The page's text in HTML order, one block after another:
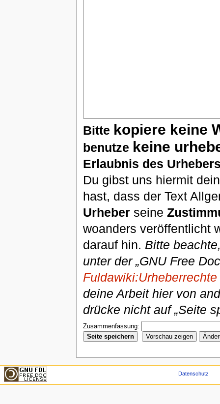
Bitte kopiere keine
benutze keine
Erlaubnis des
Du gibst uns hiermit
hast, dass der Text
Urheberseine
woanders veröffentlicht
darauf hin. Bitte
unter der „GNU Free
Fuldawiki:Urheberrechte
deine Arbeit hier von
drücke nicht auf „Seite
Zusammenfassung:
Datenschutz